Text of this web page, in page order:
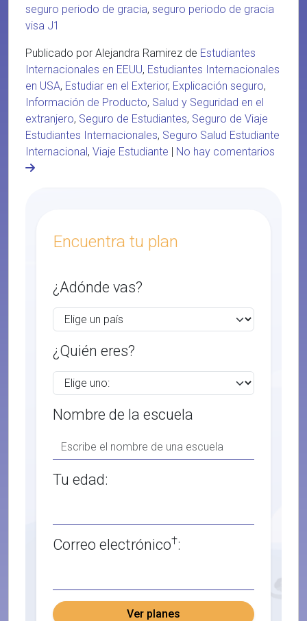
seguro periodo de gracia, seguro periodo de gracia
visa J1
Publicado por Alejandra Ramirez de Estudiantes
Internacionales en EEUU, Estudiantes Internacionales
en USA, Estudiar en el Exterior, Explicación seguro,
Información de Producto, Salud y Seguridad en el
extranjero, Seguro de Estudiantes, Seguro de Viaje
Estudiantes Internacionales, Seguro Salud Estudiante
Internacional, Viaje Estudiante | No hay comentarios
Encuentra tu plan
¿Adónde vas?
¿Quién eres?
Nombre de la escuela
Tu edad:
Correo electrónico†:
Ver planes